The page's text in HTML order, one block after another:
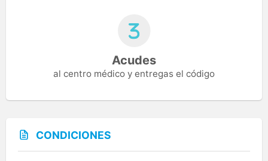
Acudes
al centro médico y entregas el código
CONDICIONES